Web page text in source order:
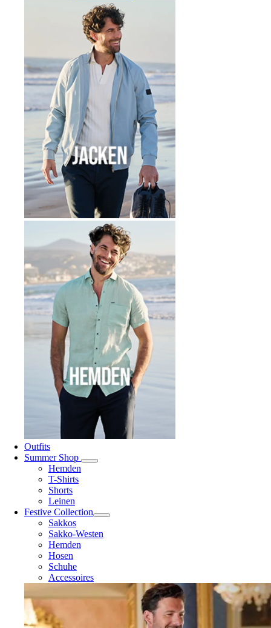
Outfits
Summer Shop
Hemden
T-Shirts
Shorts
Leinen
Festive Collection
Sakkos
Sakko-Westen
Hemden
Hosen
Schuhe
Accessoires